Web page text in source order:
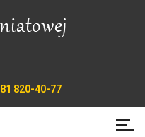
81 820-40-77